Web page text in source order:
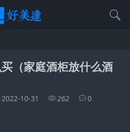
（家庭酒柜放什么酒
2022-10-31 262 0